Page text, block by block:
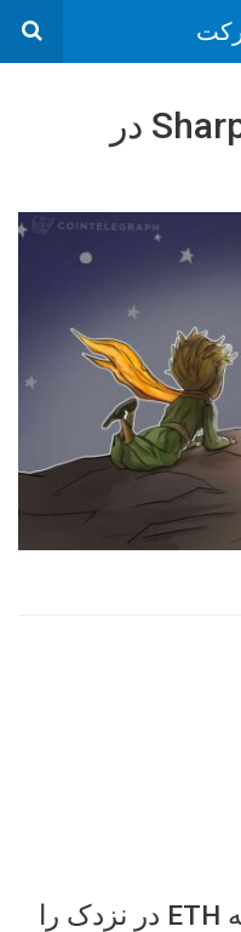
سرمایه‌گذاری SharpLink در
SharpLink، نخستین خزانه ETH در نزدک را